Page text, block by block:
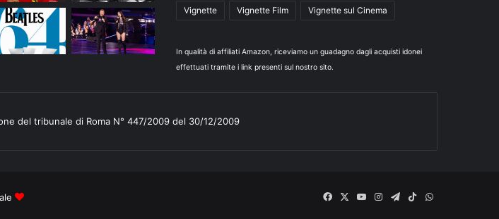
Vignette Vignette Film Vignette sul Cinema
In qualità di affiliati Amazon, riceviamo un guadagno dagli acquisti idonei
effettuati tramite i link presenti sul nostro sito.
del tribunale di Roma N° 447/2009 del 30/12/2009
Facebook
X
YouInstagram
Telegram
TikTokWhatsApp